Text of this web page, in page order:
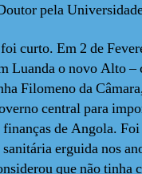
pela
curto. Em 2 de
Luanda o novo Alto –
Filomeno da
central para
finanças de Angola.
erguida nos
que não tinha